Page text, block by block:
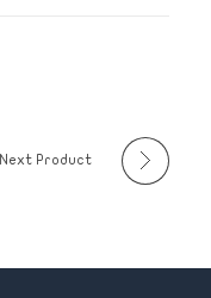
Next Product